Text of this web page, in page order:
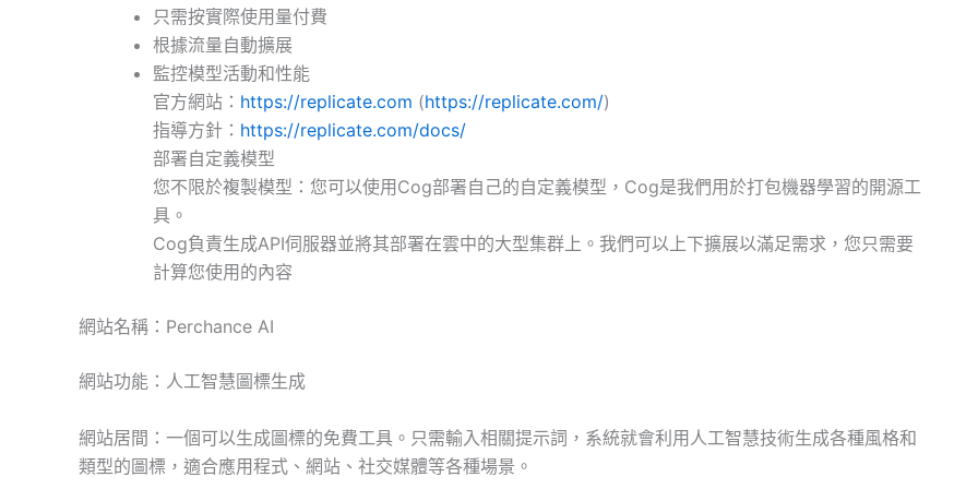
只需按實際使用量付費
根據流量自動擴展
監控模型活動和性能
官方網站： https://replicate.com (https://replicate.com/)
指導方針： https://replicate.com/docs/
部署自定義模型
您不限於複製模型：您可以使用Cog部署自己的自定義模型，Cog是我們用於打包機器學習的開源工
具。
Cog負責生成API伺服器並將其部署在雲中的大型集群上。我們可以上下擴展以滿足需求，您只需要
計算您使用的內容
網站名稱：Perchance AI
網站功能：人工智慧圖標生成
網站居間：一個可以生成圖標的免費工具。只需輸入相關提示詞，系統就會利用人工智慧技術生成各種風格和
類型的圖標，適合應用程式、網站、社交媒體等各種場景。